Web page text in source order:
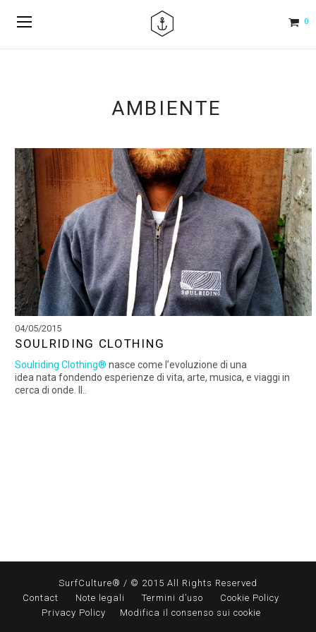
0
AMBIENTE
04/05/2015
SOULRIDING CLOTHING
Soulriding Clothing® nasce come l’evoluzione di una
idea nata fondendo esperienze di vita, arte, musica, e viaggi in
cerca di onde. Il..
SurfCulture® / © 2015 All Rights Reserved
Contact
Note legali Termini d’uso
Cookie Policy
Privacy Policy
Modifica il consenso sui cookie